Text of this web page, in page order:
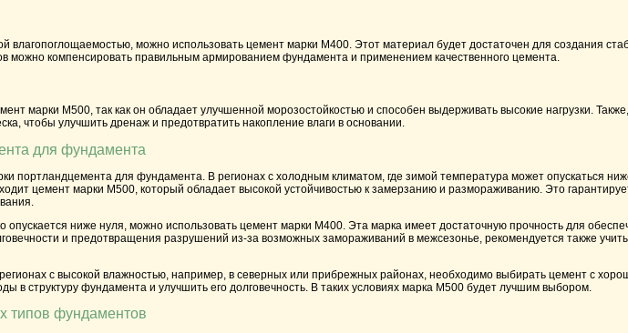
влагопоглощаемостью, можно использовать цемент марки М400. Этот материал будет достаточен для создания
можно компенсировать правильным армированием фундамента и применением качественного цемента.
марки М500, так как он обладает улучшенной морозостойкостью и способен выдерживать высокие нагрузки.
чтобы улучшить дренаж и предотвратить накопление влаги в основании.
для фундамента
портландцемента для фундамента. В регионах с холодным климатом, где зимой температура может опускаться
цемент марки М500, который обладает высокой устойчивостью к замерзанию и размораживанию. Это
опускается ниже нуля, можно использовать цемент марки М400. Эта марка имеет достаточную прочность для
и предотвращения разрушений из-за возможных замораживаний в межсезонье, рекомендуется также
с высокой влажностью, например, в северных или прибрежных районах, необходимо выбирать цемент с
в структуру фундамента и улучшить его долговечность. В таких условиях марка М500 будет лучшим выбором.
типов фундаментов